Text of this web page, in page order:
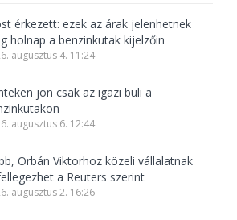
érkezett: ezek az árak jelenhetnek
holnap a benzinkutak kijelzőin
augusztus 4. 11:24
jön csak az igazi buli a
augusztus 6. 12:44
Orbán Viktorhoz közeli vállalatnak
a Reuters szerint
augusztus 2. 16:26